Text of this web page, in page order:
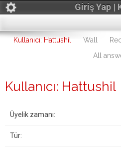
Giriş Yap |
Kullanıcı: Hattushil Wall
All
Kullanıcı: Hattushil
Üyelik zamanı:
Tür: